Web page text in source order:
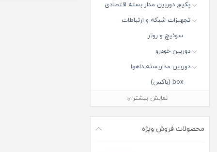
پکیج دوربین مدار بسته اقتصادی
تجهیزات شبکه و ارتباطات
سوئیچ و روتر
دوربین خودرو
دوربین مداربسته داهوا
box (باکس)
Fisheye (فیش آی)
نمایش بیشتر
محصولات فروش ویژه